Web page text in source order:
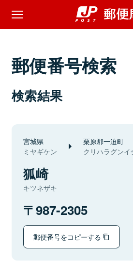
郵便番号検索
検索結果
宮城県
ミヤギケン
栗原郡一迫町
クリハラグンイ
狐崎
キツネザキ
987-2305
郵便番号をコピーする